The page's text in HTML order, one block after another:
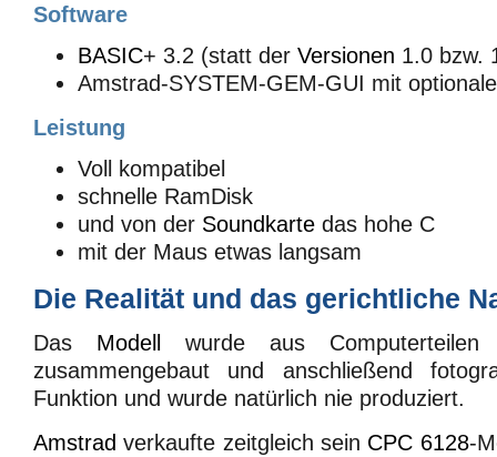
Software
BASIC+ 3.2 (statt der Versionen 1.0 bzw.
Amstrad-SYSTEM-GEM-GUI mit
Leistung
Voll kompatibel
schnelle RamDisk
und von der Soundkarte das hohe C
mit der Maus etwas langsam
Die Realität und das gerichtliche
Das Modell
wurde aus
zusammengebaut und anschließend
Funktion und wurde natürlich nie produziert.
Amstrad verkaufte zeitgleich sein CPC 6128-